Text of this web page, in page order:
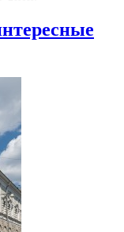
район между
рекой.
авангард